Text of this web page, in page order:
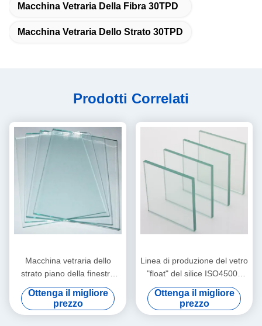
Macchina Vetraria Della Fibra 30TPD
Macchina Vetraria Dello Strato 30TPD
Prodotti Correlati
Macchina vetraria dello
strato piano della finestra
ISO45001 50 TPD
Ottenga il migliore
prezzo
Linea di produzione del vetro
"float" del silice ISO45001
10mm
Ottenga il migliore
prezzo